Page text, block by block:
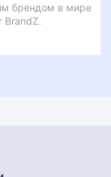
брендом в мире
BrandZ.